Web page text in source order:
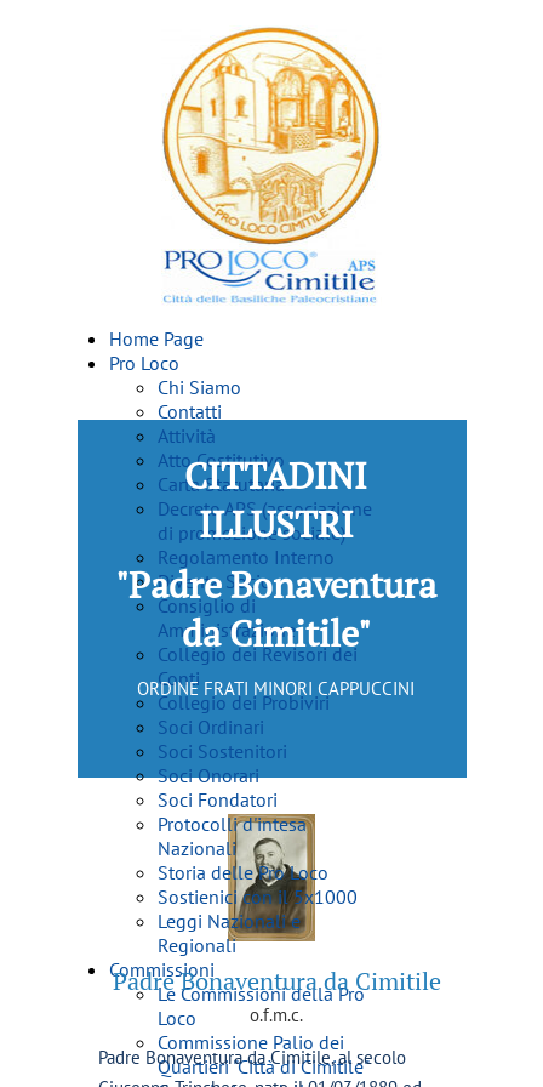
CITTADINI
ILLUSTRI
"Padre Bonaventura
da Cimitile"
ORDINE FRATI MINORI CAPPUCCINI
Home Page
Pro Loco
Chi Siamo
Contatti
Attività
Atto Costitutivo
Carta Statutaria
Decreto APS (associazione
di promozione sociale)
Regolamento Interno
Diventa Socio
Consiglio di
Amministrazione
Collegio dei Revisori dei
Conti
Collegio dei Probiviri
Soci Ordinari
Soci Sostenitori
Soci Onorari
Soci Fondatori
Protocolli d'intesa
Nazionali
Storia delle Pro Loco
Sostienici con il 5x1000
Leggi Nazionali e
Regionali
Commissioni
Le Commissioni della Pro
Loco
Commissione Palio dei
Quartieri "Città di Cimitile"
Padre Bonaventura da Cimitile
o.f.m.c.
Padre Bonaventura da Cimitile, al secolo